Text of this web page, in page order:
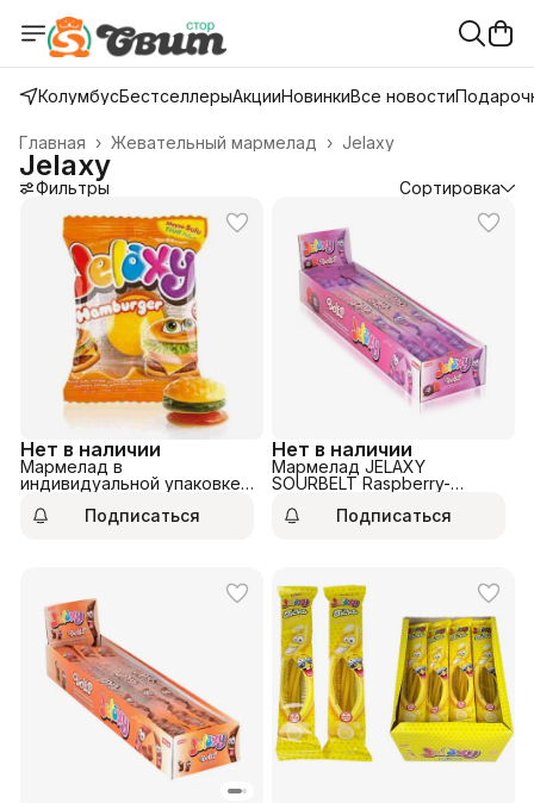
КолумбусБестселлерыАкцииНовинкиВсе новости
Jelaxy
Жевательный мармелад ›
Главная ›
Jelaxy
Фильтры Сортировка
Нет в наличии
Мармелад в
индивидуальной упаковке
Подписаться
Нет в наличии
Мармелад JELAXY
SOURBELT Raspberry-
Подписаться